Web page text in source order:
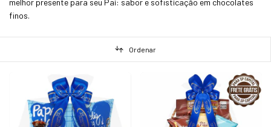
melhor presente para seu Pai: sabor e sofisticação em chocolates
finos.
Ordenar